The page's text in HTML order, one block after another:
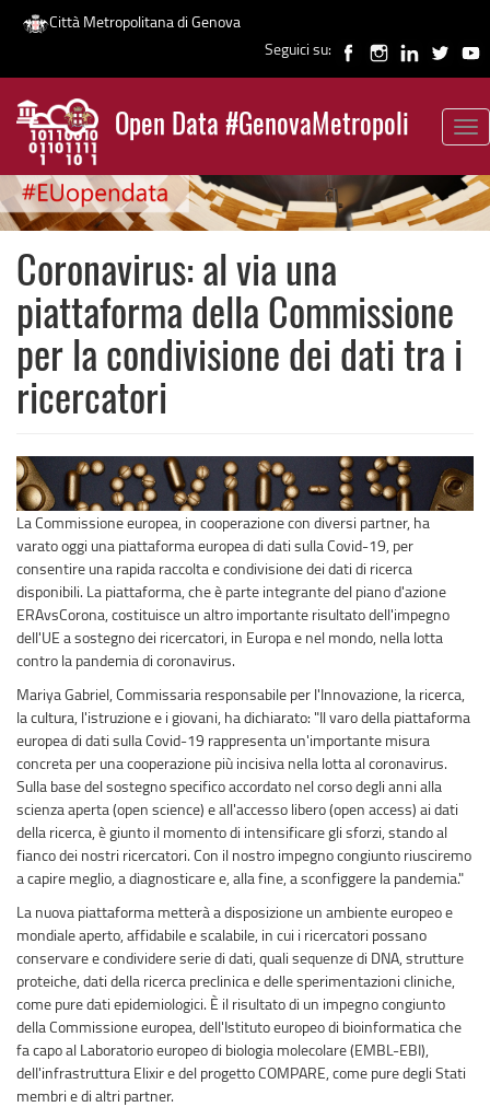
Salta
contenuto
principale
Città Metropolitana di Genova
Seguici su:
Open Data #GenovaMetropoli
News
Coronavirus: al via una
piattaforma della Commissione
per la condivisione dei dati tra i
ricercatori
La Commissione europea, in cooperazione con diversi partner, ha
varato oggi una piattaforma europea di dati sulla Covid-19, per
consentire una rapida raccolta e condivisione dei dati di ricerca
disponibili. La piattaforma, che è parte integrante del piano d'azione
ERAvsCorona, costituisce un altro importante risultato dell'impegno
dell'UE a sostegno dei ricercatori, in Europa e nel mondo, nella lotta
contro la pandemia di coronavirus.
Mariya Gabriel, Commissaria responsabile per l'Innovazione, la ricerca,
la cultura, l'istruzione e i giovani, ha dichiarato: "Il varo della piattaforma
europea di dati sulla Covid-19 rappresenta un'importante misura
concreta per una cooperazione più incisiva nella lotta al coronavirus.
Sulla base del sostegno specifico accordato nel corso degli anni alla
scienza aperta (open science) e all'accesso libero (open access) ai dati
della ricerca, è giunto il momento di intensificare gli sforzi, stando al
fianco dei nostri ricercatori. Con il nostro impegno congiunto riusciremo
a capire meglio, a diagnosticare e, alla fine, a sconfiggere la pandemia."
La nuova piattaforma metterà a disposizione un ambiente europeo e
mondiale aperto, affidabile e scalabile, in cui i ricercatori possano
conservare e condividere serie di dati, quali sequenze di DNA, strutture
proteiche, dati della ricerca preclinica e delle sperimentazioni cliniche,
come pure dati epidemiologici. È il risultato di un impegno congiunto
della Commissione europea, dell'Istituto europeo di bioinformatica che
fa capo al Laboratorio europeo di biologia molecolare (EMBL-EBI),
dell'infrastruttura Elixir e del progetto COMPARE, come pure degli Stati
membri e di altri partner.